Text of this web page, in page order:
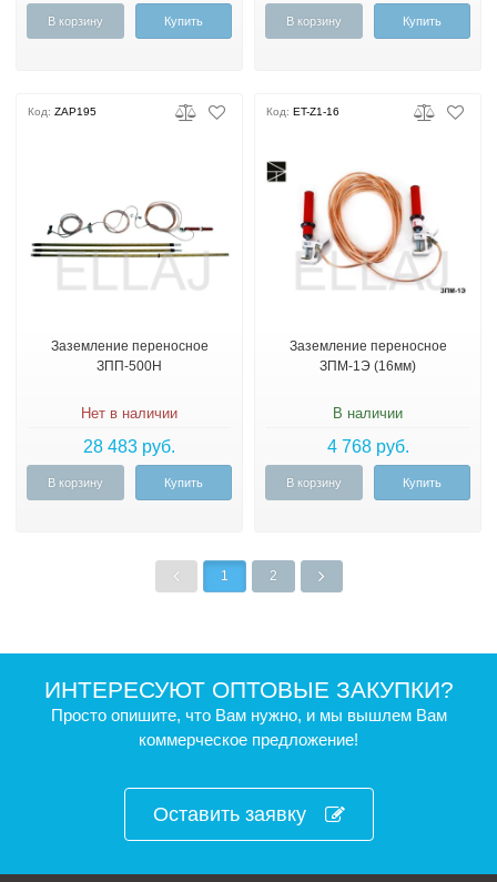
В корзину Купить В корзину Купить
Код: ZAP195
Заземление переносное
ЗПП-500Н
Нет в наличии
28 483 руб.
В корзину Купить
Код: ET-Z1-16
Заземление переносное
ЗПМ-1Э (16мм)
В наличии
4 768 руб.
В корзину Купить
1 2
ИНТЕРЕСУЮТ ОПТОВЫЕ ЗАКУПКИ?
Просто опишите, что Вам нужно, и мы вышлем Вам
коммерческое предложение!
Оставить заявку